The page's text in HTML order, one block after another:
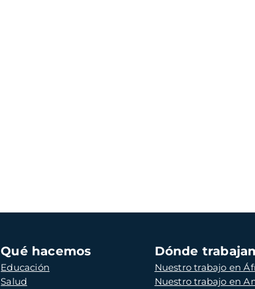
Qué hacemos
Educación
Salud
Dónde
Nuestro trabajo en
Nuestro trabajo en